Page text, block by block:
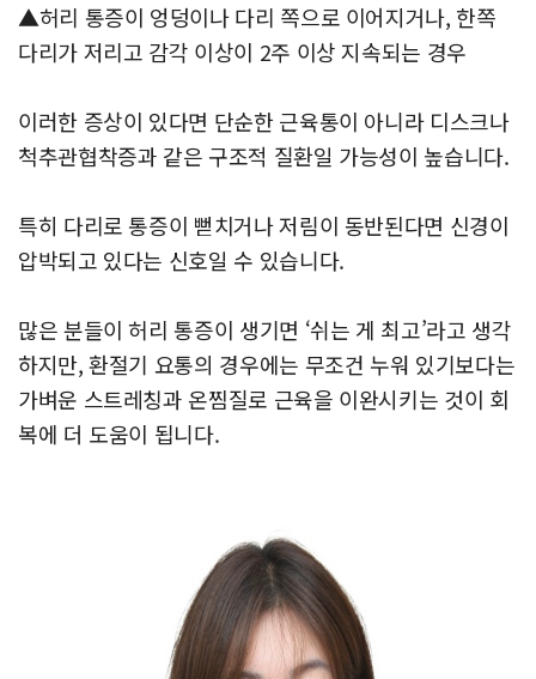
▲허리 통증이 엉덩이나 다리 쪽으로 이어지거나, 한쪽
다리가 저리고 감각 이상이 2주 이상 지속되는 경우
이러한 증상이 있다면 단순한 근육통이 아니라 디스크나
척추관협착증과 같은 구조적 질환일 가능성이 높습니다.
특히 다리로 통증이 뻗치거나 저림이 동반된다면 신경이
압박되고 있다는 신호일 수 있습니다.
많은 분들이 허리 통증이 생기면 ‘쉬는 게 최고’라고 생각
하지만, 환절기 요통의 경우에는 무조건 누워 있기보다는
가벼운 스트레칭과 온찜질로 근육을 이완시키는 것이 회
복에 더 도움이 됩니다.